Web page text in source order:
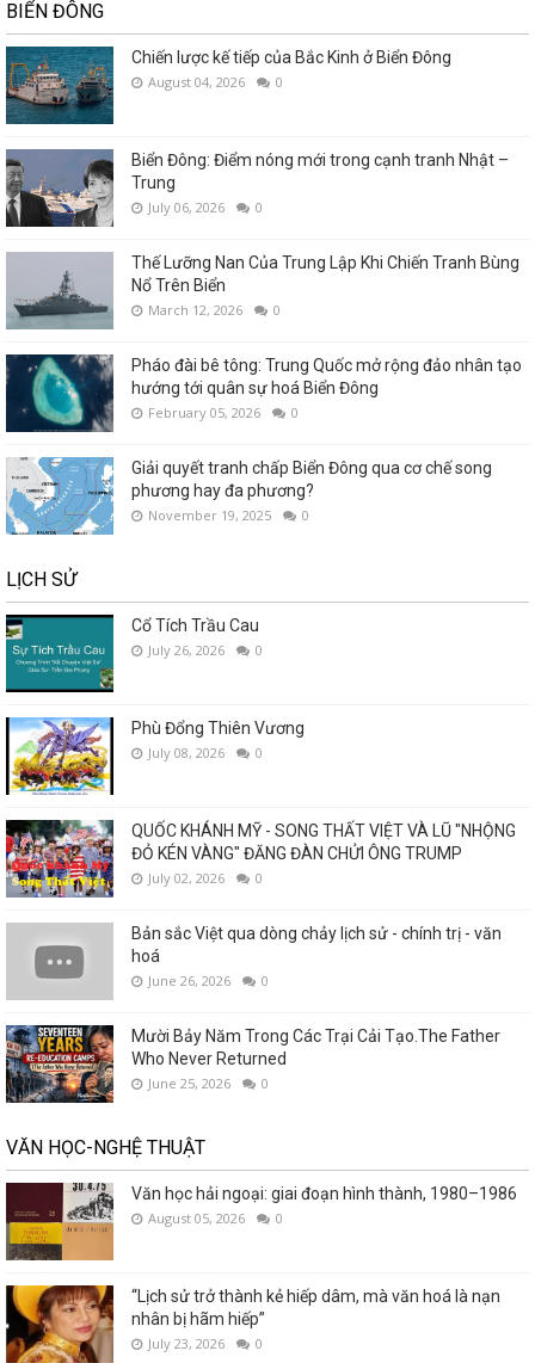
BIỂN ĐÔNG
Chiến lược kế tiếp của Bắc Kinh ở Biển Đông
August 04, 2026 0
Biển Đông: Điểm nóng mới trong cạnh tranh Nhật –
Trung
July 06, 2026 0
Thế Lưỡng Nan Của Trung Lập Khi Chiến Tranh Bùng
Nổ Trên Biển
March 12, 2026 0
Pháo đài bê tông: Trung Quốc mở rộng đảo nhân tạo
hướng tới quân sự hoá Biển Đông
February 05, 2026 0
Giải quyết tranh chấp Biển Đông qua cơ chế song
phương hay đa phương?
November 19, 2025 0
LỊCH SỬ
Cổ Tích Trầu Cau
July 26, 2026 0
Phù Đổng Thiên Vương
July 08, 2026 0
QUỐC KHÁNH MỸ - SONG THẤT VIỆT VÀ LŨ "NHỘNG
ĐỎ KÉN VÀNG" ĐĂNG ĐÀN CHỬI ÔNG TRUMP
July 02, 2026 0
Bản sắc Việt qua dòng chảy lịch sử - chính trị - văn
hoá
June 26, 2026 0
Mười Bảy Năm Trong Các Trại Cải Tạo.The Father
Who Never Returned
June 25, 2026 0
VĂN HỌC-NGHỆ THUẬT
Văn học hải ngoại: giai đoạn hình thành, 1980–1986
August 05, 2026 0
“Lịch sử trở thành kẻ hiếp dâm, mà văn hoá là nạn
nhân bị hãm hiếp”
July 23, 2026 0